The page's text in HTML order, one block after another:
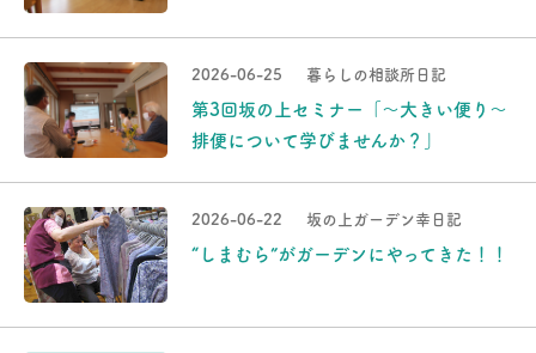
2026-06-25 暮らしの相談所日記
第3回坂の上セミナー「～大きい便り～
排便について学びませんか？」
2026-06-22 坂の上ガーデン幸日記
“しまむら”がガーデンにやってきた！！